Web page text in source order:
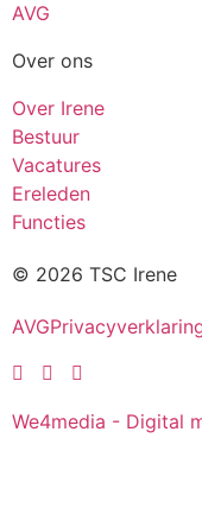
AVG
Over ons
Over Irene
Bestuur
Vacatures
Ereleden
Functies
© 2026 TSC Irene
AVG
We4media - Digital